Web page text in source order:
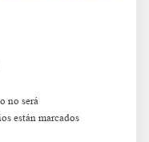
no será
están marcados